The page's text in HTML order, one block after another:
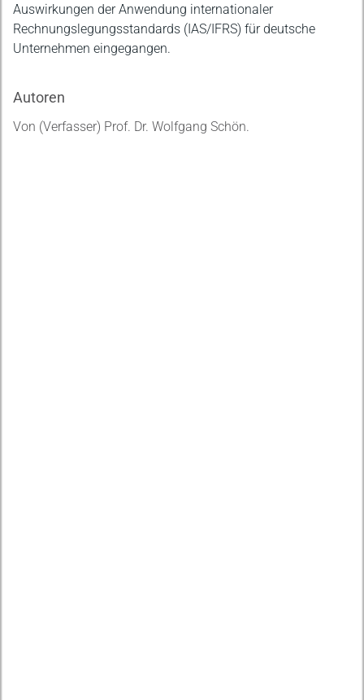
Auswirkungen der Anwendung internationaler
Rechnungslegungsstandards (IAS/IFRS) für deutsche
Unternehmen eingegangen.
Autoren
Von (Verfasser) Prof. Dr. Wolfgang Schön.